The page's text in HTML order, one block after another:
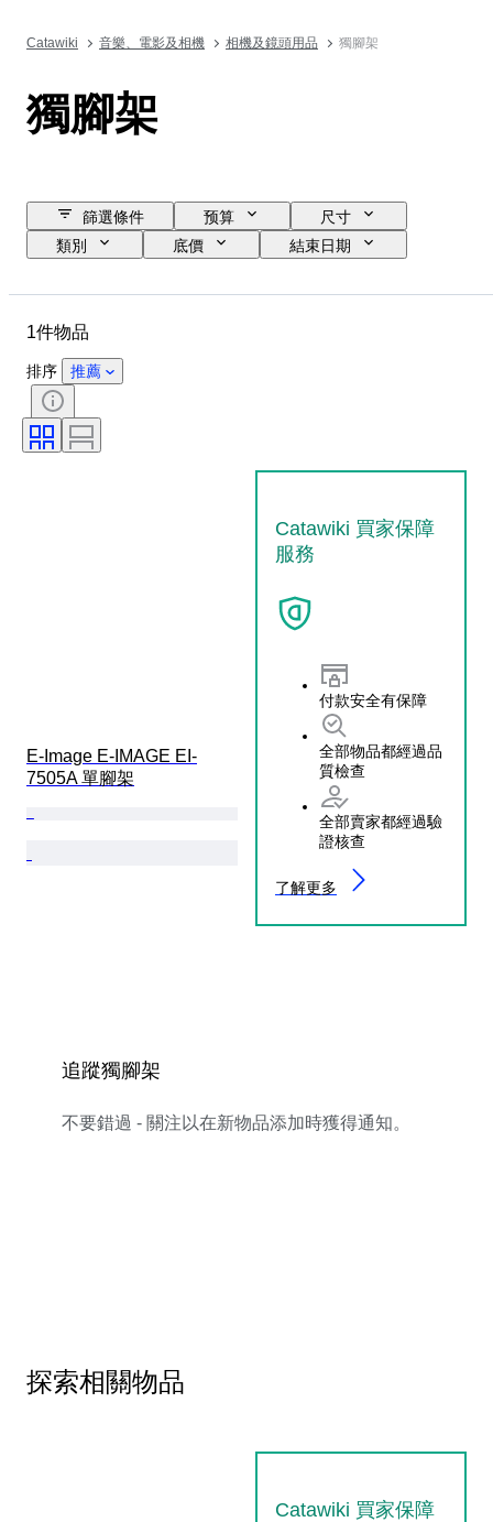
Catawiki 音樂、電影及相機 相機及鏡頭用品 獨腳架
獨腳架
篩選條件 预算
尺寸
類別
底價
結束日期
1件物品
排序 推薦
E-Image E-IMAGE EI-
7505A 單腳架
Catawiki 買家保障
服務
付款安全有保障
全部物品都經過品
質檢查
全部賣家都經過驗
證核查
了解更多
追蹤獨腳架
不要錯過 - 關注以在新物品添加時獲得通知。
探索相關物品
Catawiki 買家保障